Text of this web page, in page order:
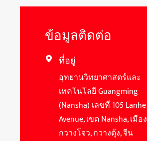
ข้อมูลติดต่อ
 ที่อยู่
อุทยานวิทยาศาสตร์และ
เทคโนโลยี Guangming
(Nansha) เลขที่ 105 Lanhe
Avenue, เขต Nansha, เมือง
กวางโจว, กวางตุ้ง, จีน